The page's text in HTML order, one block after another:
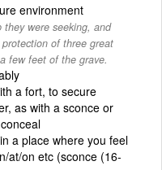
environment
they were seeking, and
of three great
few feet of the grave.
a fort, to secure
as with a sconce or
a place where you feel
at/on etc (sconce (16-